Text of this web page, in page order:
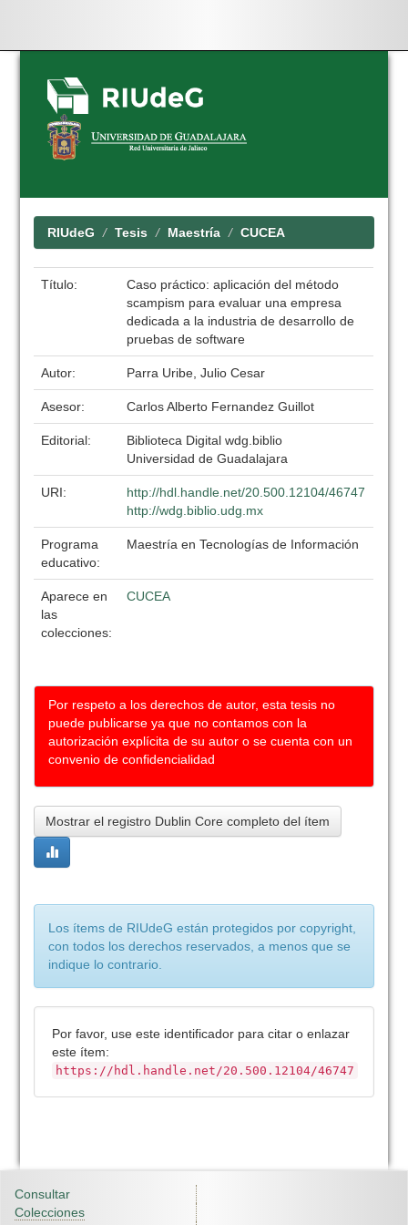
Skip
navigation
RIUdeG Tesis Maestría CUCEA
Título:
Caso práctico: aplicación del método
scampism para evaluar una empresa
dedicada a la industria de desarrollo de
pruebas de software
Autor: Parra Uribe, Julio Cesar
Asesor: Carlos Alberto Fernandez Guillot
Editorial:
Biblioteca Digital wdg.biblio
Universidad de Guadalajara
URI:
http://hdl.handle.net/20.500.12104/46747
http://wdg.biblio.udg.mx
Programa
educativo:
Maestría en Tecnologías de Información
Aparece en
las
colecciones:
CUCEA
Por respeto a los derechos de autor, esta tesis no
puede publicarse ya que no contamos con la
autorización explícita de su autor o se cuenta con un
convenio de confidencialidad
Mostrar el registro Dublin Core completo del ítem
Los ítems de RIUdeG están protegidos por copyright,
con todos los derechos reservados, a menos que se
indique lo contrario.
Por favor, use este identificador para citar o enlazar
este ítem:
https://hdl.handle.net/20.500.12104/46747
Consultar
Colecciones